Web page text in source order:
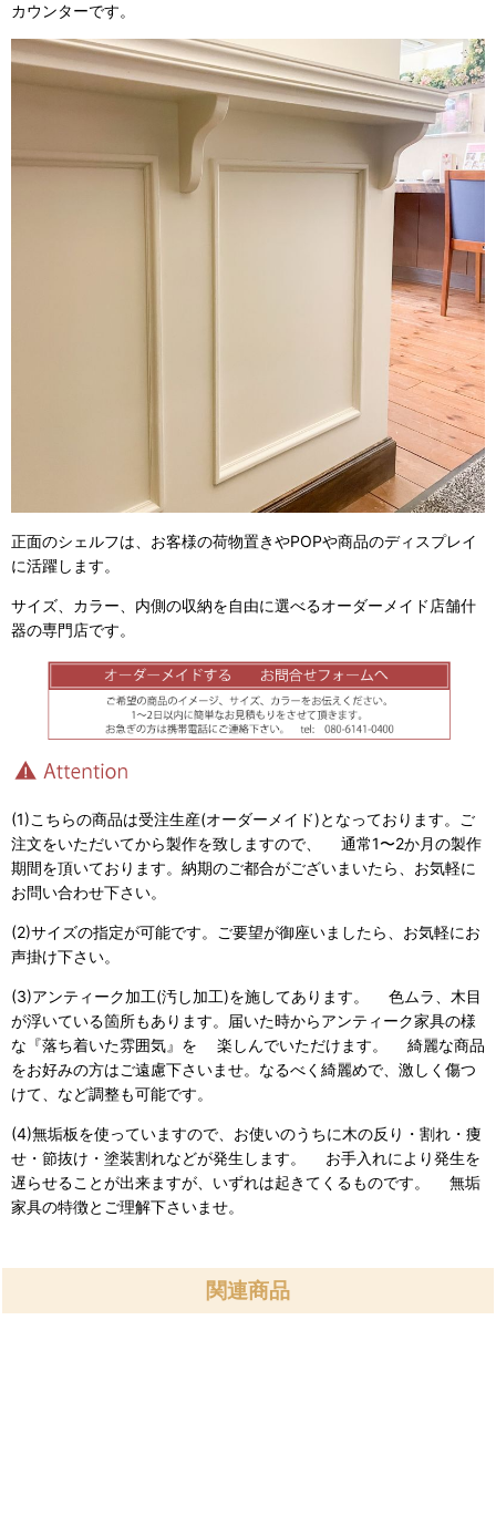
カウンターです。
正面のシェルフは、お客様の荷物置きやPOPや商品のディスプレイ
に活躍します。
サイズ、カラー、内側の収納を自由に選べるオーダーメイド店舗什
器の専門店です。
(1)こちらの商品は受注生産(オーダーメイド)となっております。ご
注文をいただいてから製作を致しますので、 通常1〜2か月の製作
期間を頂いております。納期のご都合がございまいたら、お気軽に
お問い合わせ下さい。
(2)サイズの指定が可能です。ご要望が御座いましたら、お気軽にお
声掛け下さい。
(3)アンティーク加工(汚し加工)を施してあります。 色ムラ、木目
が浮いている箇所もあります。届いた時からアンティーク家具の様
な『落ち着いた雰囲気』を 楽しんでいただけます。 綺麗な商品
をお好みの方はご遠慮下さいませ。なるべく綺麗めで、激しく傷つ
けて、など調整も可能です。
(4)無垢板を使っていますので、お使いのうちに木の反り・割れ・痩
せ・節抜け・塗装割れなどが発生します。 お手入れにより発生を
遅らせることが出来ますが、いずれは起きてくるものです。 無垢
家具の特徴とご理解下さいませ。
関連商品